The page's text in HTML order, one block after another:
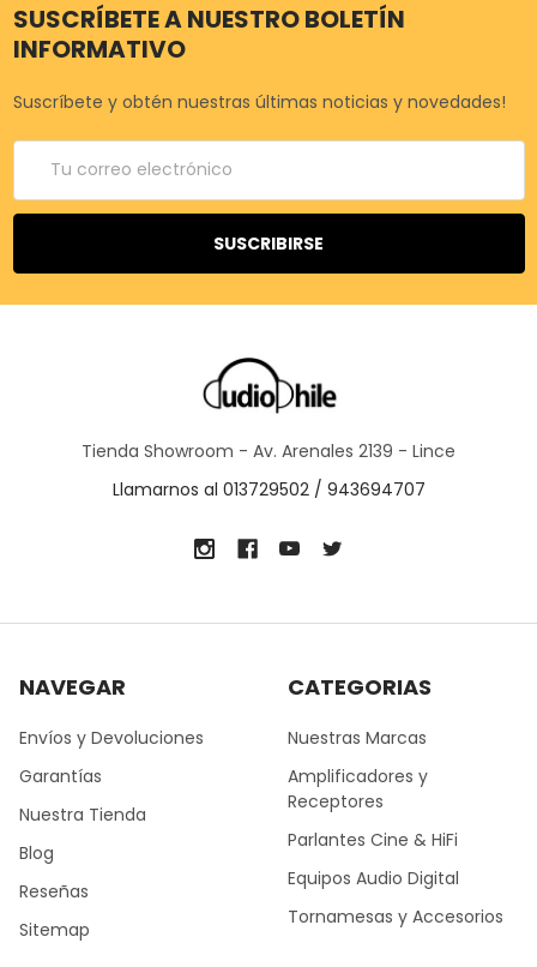
SUSCRÍBETE A NUESTRO BOLETÍN
INFORMATIVO
Suscríbete y obtén nuestras últimas noticias y novedades!
Correo
electrónico
Tienda Showroom - Av. Arenales 2139 - Lince
Llamarnos al 013729502 / 943694707
NAVEGAR
Envíos y Devoluciones
Garantías
Nuestra Tienda
Blog
Reseñas
Sitemap
CATEGORIAS
Nuestras Marcas
Amplificadores y
Receptores
Parlantes Cine & HiFi
Equipos Audio Digital
Tornamesas y Accesorios